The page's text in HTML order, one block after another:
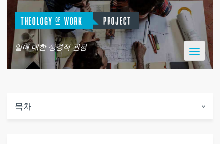
일에 대한 성경적 관점
Toggle
목차